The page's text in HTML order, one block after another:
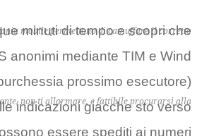
tutti gli operatori di telefonia mobile
numero ciononostante, non ti
Prenditi cinque minuti di
trasmettere SMS anonimi
(oppure purchessia
riconoscenza alle
darti. I messaggi possono